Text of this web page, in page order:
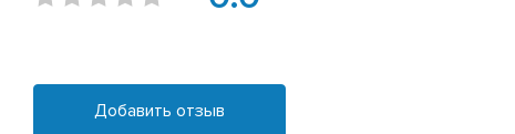
Добавить отзыв